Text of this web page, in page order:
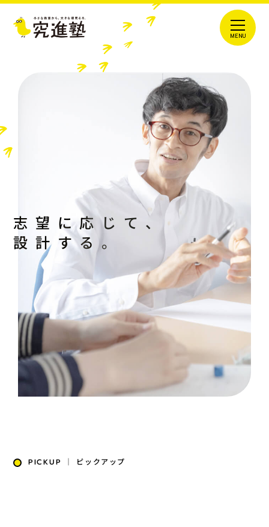
志望に応じて、
設計する。
PICKUP ｜ ピックアップ